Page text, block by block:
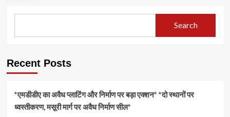
Search
Recent Posts
*एमडीडीए का अवैध प्लाटिंग और निर्माण पर बड़ा एक्शन* *दो स्थानों पर
ध्वस्तीकरण, मसूरी मार्ग पर अवैध निर्माण सील*